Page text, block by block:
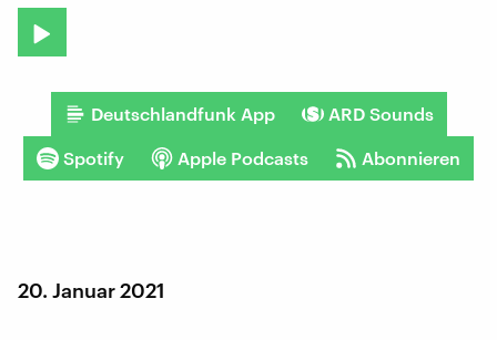
Deutschlandfunk App ARD Sounds
Spotify Apple Podcasts Abonnieren
20. Januar 2021